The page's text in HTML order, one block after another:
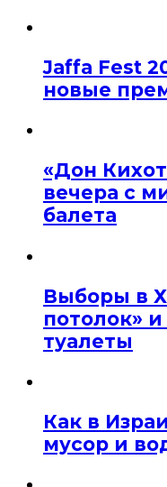
Jaffa Fest
новые
«Дон
вечера с
балета
Выборы в
потолок»
туалеты
Как в
мусор и